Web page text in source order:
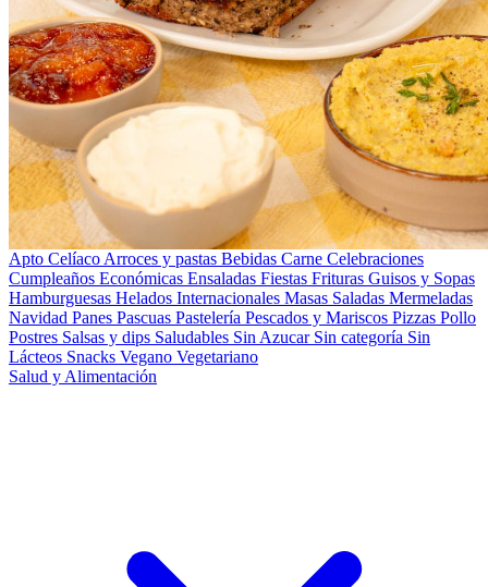
Apto Celíaco Arroces y pastas Bebidas Carne Celebraciones
Cumpleaños Económicas Ensaladas Fiestas Frituras Guisos y Sopas
Hamburguesas Helados Internacionales Masas Saladas Mermeladas
Navidad Panes Pascuas Pastelería Pescados y Mariscos Pizzas Pollo
Postres Salsas y dips Saludables Sin Azucar Sin categoría Sin
Lácteos Snacks Vegano Vegetariano
Salud y Alimentación